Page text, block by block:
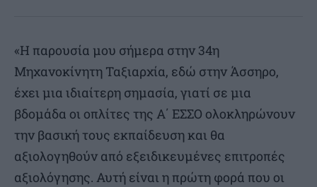
«H παρουσία μου σήμερα στην 34η
Μηχανοκίνητη Ταξιαρχία, εδώ στην Άσσηρο,
έχει μια ιδιαίτερη σημασία, γιατί σε μια
βδομάδα οι οπλίτες της Α΄ ΕΣΣΟ ολοκληρώνουν
την βασική τους εκπαίδευση και θα
αξιολογηθούν από εξειδικευμένες επιτροπές
αξιολόγησης. Αυτή είναι η πρώτη φορά που οι